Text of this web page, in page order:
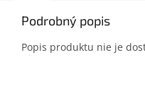
Podrobný popis
Popis produktu nie je